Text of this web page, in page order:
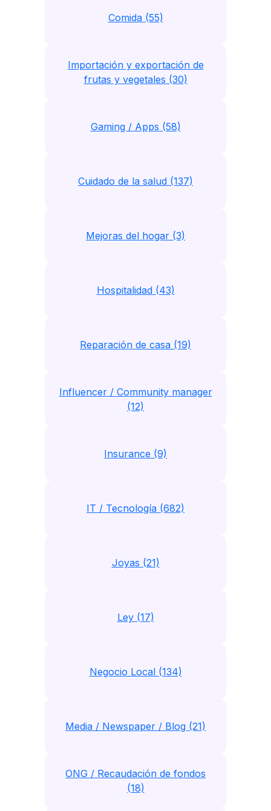
Comida (55)
Importación y exportación de
frutas y vegetales (30)
Gaming / Apps (58)
Cuidado de la salud (137)
Mejoras del hogar (3)
Hospitalidad (43)
Reparación de casa (19)
Influencer / Community manager
(12)
Insurance (9)
IT / Tecnología (682)
Joyas (21)
Ley (17)
Negocio Local (134)
Media / Newspaper / Blog (21)
ONG / Recaudación de fondos
(18)